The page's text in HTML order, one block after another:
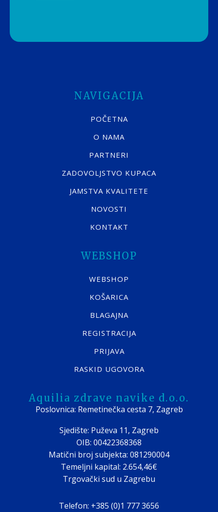
NAVIGACIJA
POČETNA
O NAMA
PARTNERI
ZADOVOLJSTVO KUPACA
JAMSTVA KVALITETE
NOVOSTI
KONTAKT
WEBSHOP
WEBSHOP
KOŠARICA
BLAGAJNA
REGISTRACIJA
PRIJAVA
RASKID UGOVORA
Aquilia zdrave navike d.o.o.
Poslovnica: Remetinečka cesta 7, Zagreb
Sjedište: Puževa 11, Zagreb
OIB: 00422368368
Matični broj subjekta: 081290004
Temeljni kapital: 2.654,46€
Trgovački sud u Zagrebu
Telefon: +385 (0)1 777 3656